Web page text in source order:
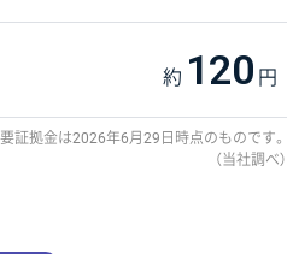
約 120 円
証拠金は2026年6月29日時点のものです。
（当社調べ）